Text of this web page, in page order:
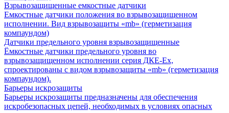
Взрывозащищенные емкостные датчики
Емкостные датчики положения во взрывозащищенном
исполнении. Вид взрывозащиты «mb» (герметизация
компаундом)
Датчики предельного уровня взрывозащищенные
Ёмкостные датчики предельного уровня во
взрывозащищенном исполнении серия ДКЕ-Ех,
спроектированы с видом взрывозащиты «mb» (герметизация
компаундом).
Барьеры искрозащиты
Барьеры искрозащиты предназначены для обеспечения
искробезопасных цепей, необходимых в условиях опасных